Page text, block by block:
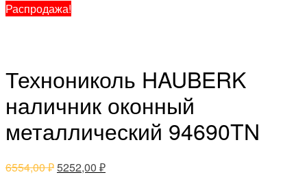
Распродажа!
Технониколь HAUBERK
наличник оконный
металлический 94690TN
6554,00₽Первоначальная
5252,00 ₽Текущая